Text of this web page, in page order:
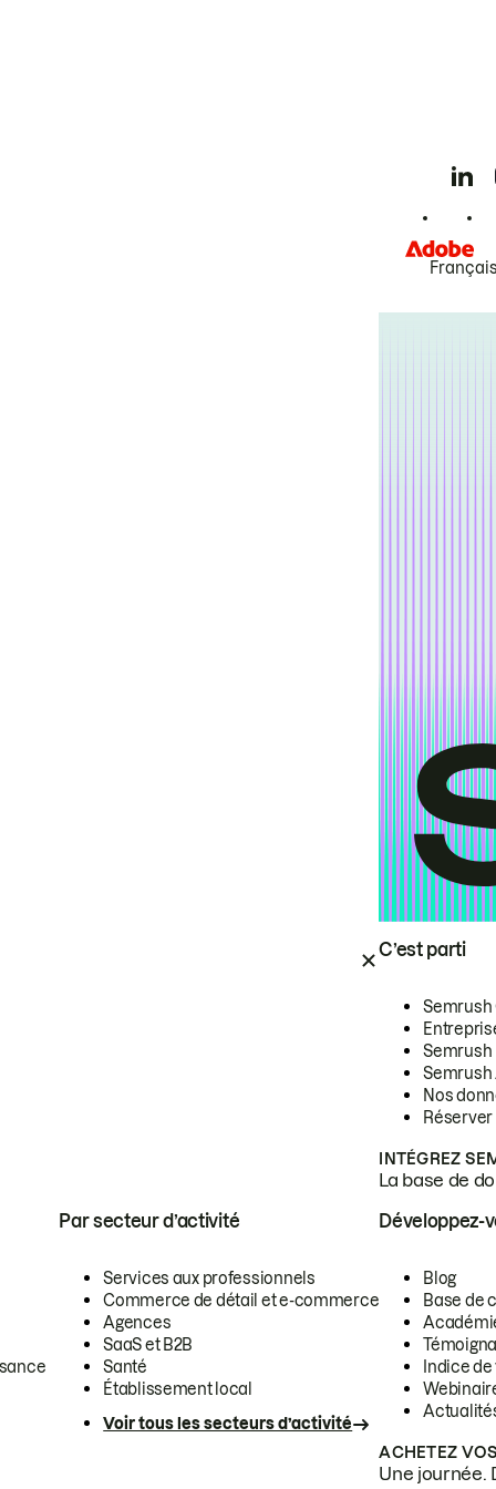
C’est parti
Semrush
Semrush
Semrush
Nos
INTÉGREZ
La base de
Par secteur d’activité
Services aux professionnels
Commerce de détail et e-commerce
Agences
SaaS et B2B
Santé
Établissement local
Voir tous les secteurs d’activité
Développez-
Blog
Base de
Indice
ACHETEZ
Une journée.